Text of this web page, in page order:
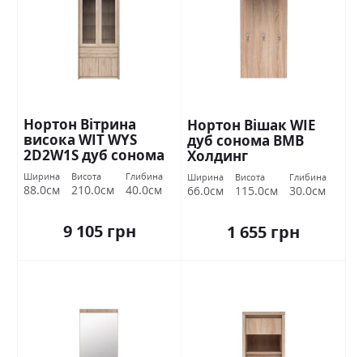
Нортон Вітрина
висока WIT WYS
2D2W1S дуб сонома
ВМВ Холдинг
Ширина
88.0см
Висота
210.0см
Глибина
40.0см
9 105 грн
Нортон Вішак WIE
дуб сонома ВМВ
Холдинг
Ширина
66.0см
Висота
115.0см
Глибина
30.0см
1 655 грн